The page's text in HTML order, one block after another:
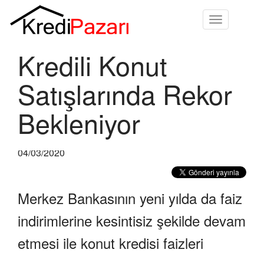
Toggle
Kredili Konut
Satışlarında Rekor
Bekleniyor
04/03/2020
Merkez Bankasının yeni yılda da faiz
indirimlerine kesintisiz şekilde devam
etmesi ile konut kredisi faizleri